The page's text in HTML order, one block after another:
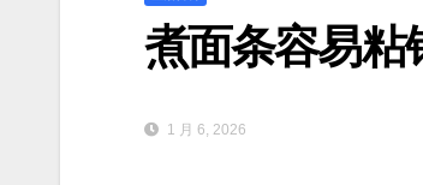
煮面条容易粘
1 月 6, 2026